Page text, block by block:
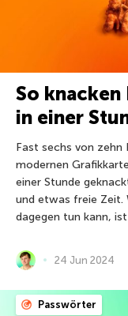
So
in einer
Fast sechs von
modernen
einer Stunde
und etwas freie Zeit.
dagegen tun kann,
24 Jun 2024
Passwörter